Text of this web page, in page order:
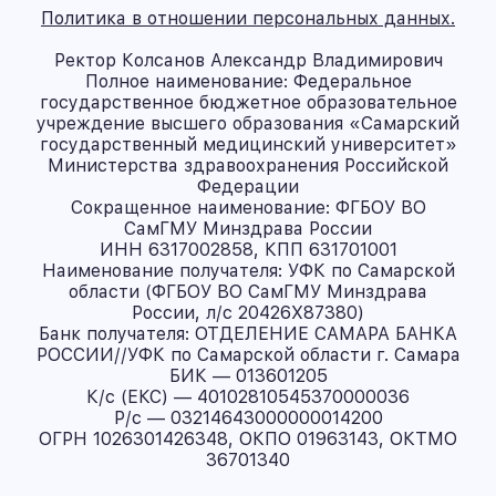
Политика в отношении персональных данных.
Ректор Колсанов Александр Владимирович
Полное наименование: Федеральное
государственное бюджетное образовательное
учреждение высшего образования «Самарский
государственный медицинский университет»
Министерства здравоохранения Российской
Федерации
Сокращенное наименование: ФГБОУ ВО
СамГМУ Минздрава России
ИНН 6317002858, КПП 631701001
Наименование получателя: УФК по Самарской
области (ФГБОУ ВО СамГМУ Минздрава
России, л/с 20426X87380)
Банк получателя: ОТДЕЛЕНИЕ САМАРА БАНКА
РОССИИ//УФК по Самарской области г. Самара
БИК — 013601205
К/с (ЕКС) — 40102810545370000036
Р/с — 03214643000000014200
ОГРН 1026301426348, ОКПО 01963143, ОКТМО
36701340